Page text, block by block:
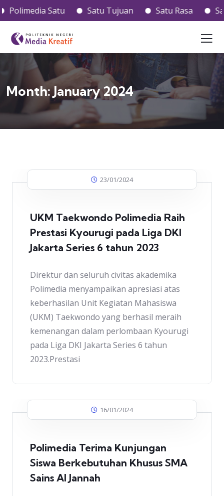
Satu Satu Tujuan Satu Rasa Satu
Month:January 2024
23/01/2024
UKM Taekwondo Polimedia Raih
Prestasi Kyourugi pada Liga DKI
Jakarta Series 6 tahun 2023
Direktur dan seluruh civitas akademika
Polimedia menyampaikan apresiasi atas
keberhasilan Unit Kegiatan Mahasiswa
(UKM) Taekwondo yang berhasil meraih
kemenangan dalam perlombaan Kyourugi
pada Liga DKI Jakarta Series 6 tahun
2023.Prestasi
16/01/2024
Polimedia Terima Kunjungan
Siswa Berkebutuhan Khusus SMA
Sains Al Jannah